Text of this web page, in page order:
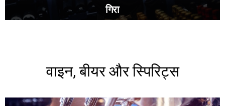
गिरा
वाइन, बीयर और स्पिरिट्स